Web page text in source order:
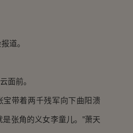
道。
面前。
带着两千残军向下曲阳溃
张角的义女李童儿。”萧天